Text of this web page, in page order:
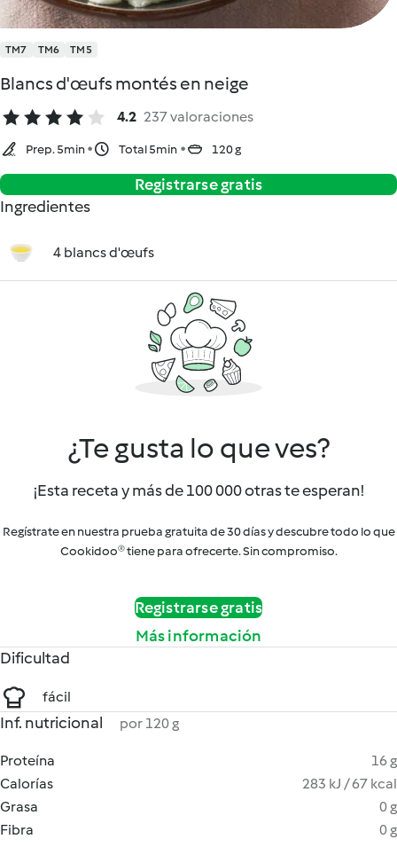
TM7 TM6 TM5
Blancs d'œufs montés en neige
4.2 237 valoraciones
Prep. 5min Total 5min 120 g
Registrarse gratis
Ingredientes
4 blancs d'œufs
¿Te gusta lo que ves?
¡Esta receta y más de 100 000 otras te esperan!
Regístrate en nuestra prueba gratuita de 30 días y descubre todo lo que
Cookidoo® tiene para ofrecerte. Sin compromiso.
Registrarse gratis
Más información
Dificultad
fácil
Inf. nutricional por 120 g
Proteína
16 g
Calorías
283 kJ / 67 kcal
Grasa
0 g
Fibra
0 g